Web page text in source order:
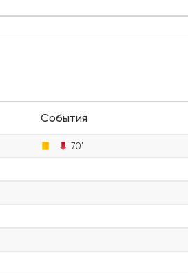
События
70'